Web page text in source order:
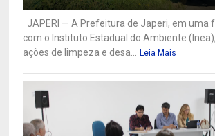
JAPERI — A Prefeitura de Japeri, em uma
com o Instituto Estadual do Ambiente
ações de limpeza e desa...
Leia Mais